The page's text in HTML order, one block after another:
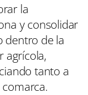
la
y consolidar
dentro de la
agrícola,
tanto a